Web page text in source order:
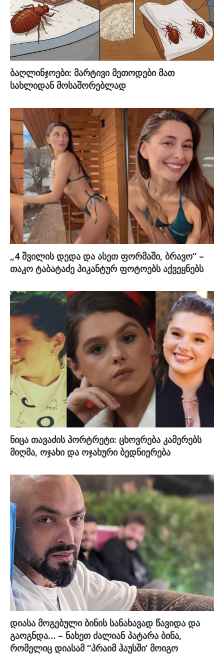
ბაღლინჯოები: მარტივი მეთოდები მათ
სახლიდან მოსაშორებლად
„4 შვილის დედა და ასეთ ფორმაში, ბრავო“ –
თაკო ტაბატაძე პიკანტურ ფოტოებს აქვეყნებს
ნიცა თავაძის პორტრეტი: ცხოვრება კამერებს
მიღმა, ოჯახი და ოჯახური ბედნიერება
დიასა მოგებული ბინის სანახავად წავიდა და
გაოგნდა… – ნახეთ ძალიან პატარა ბინა,
რომელიც დიასამ “პრაიმ ჰაუსში’ მოიგო